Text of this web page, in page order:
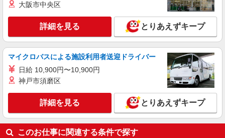
株式会社HITOWA フードサービスカンパニー
福祉施設での調理師【正社員】
月給23万円〜26万円 ※給与は経験や前職給与
に応じて決定します。 賞与年2回
尚和緑寿 （東京都西東京市新町1-11-25）
キープ 詳細を見る
正社員
株式会社HITOWA フードサービスカンパニー
大阪市中央区
詳細を見る とりあえずキープ
マイクロバスによる施設利用者送迎ドライバー
日給 10,900円〜10,900円
神戸市須磨区
詳細を見る とりあえずキープ
このお仕事に関連する条件で探す